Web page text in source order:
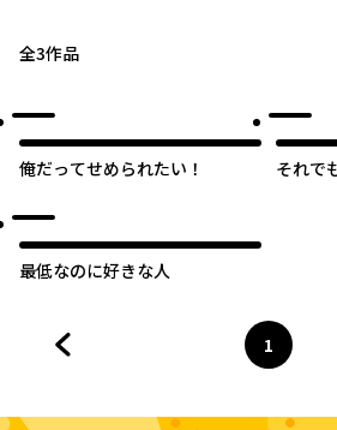
全3作品
俺だってせめられたい！
それで
最低なのに好きな人
ページ
1
へ